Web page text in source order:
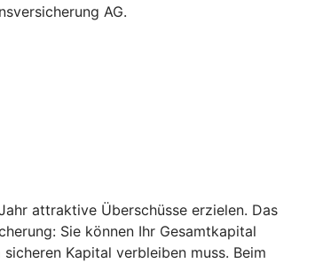
AG.
attraktive Überschüsse erzielen. Das
Sie können Ihr Gesamtkapital
Kapital verbleiben muss. Beim